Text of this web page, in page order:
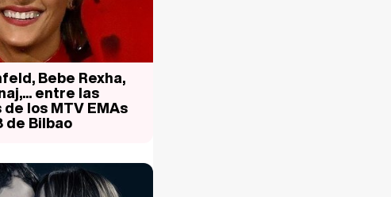
Bebe Rexha,
entre las
los MTV EMAs
de Bilbao